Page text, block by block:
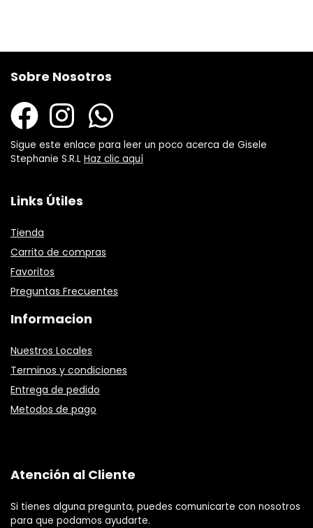
Sobre Nosotros
Sigue este enlace para leer un poco acerca de Gisele
Stephanie S.R.L Haz clic aquí
Links Útiles
Tienda
Carrito de compras
Favoritos
Preguntas Frecuentes
Informacion
Nuestros Locales
Terminos y condiciones
Entrega de pedido
Metodos de pago
Atención al Cliente
Si tienes alguna pregunta, puedes comunicarte con nosotros
para que podamos ayudarte.